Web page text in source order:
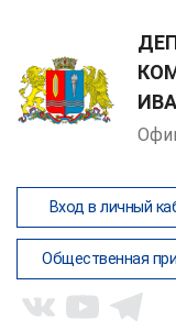
Вход в личный
Общественная